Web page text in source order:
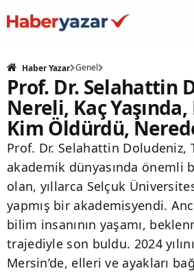
Haber Yazar Genel
Prof. Dr. Selahattin
Nereli, Kaç
Kim Öldürdü,
Prof. Dr. Selahattin Doludeniz,
akademik dünyasında önemli
olan, yıllarca Selçuk
yapmış bir akademisyendi.
bilim insanının yaşamı,
trajediyle son buldu. 2024
Mersin’de, elleri ve ayakları